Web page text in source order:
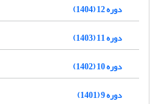
دوره 12 (1404)
دوره 11 (1403)
دوره 10 (1402)
دوره 9 (1401)